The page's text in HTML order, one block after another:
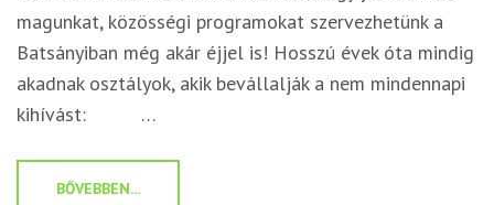
magunkat, közösségi programokat szervezhetünk a
Batsányiban még akár éjjel is! Hosszú évek óta mindig
akadnak osztályok, akik bevállalják a nem mindennapi
kihívást: …
BŐVEBBEN...